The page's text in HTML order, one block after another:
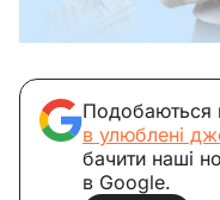
Подобаються
в улюблені
бачити наші
в Google.